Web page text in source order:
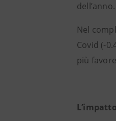
dell’anno.
Nel
Covid (-
più